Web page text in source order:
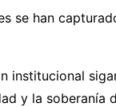
se han
institucional
y la soberanía